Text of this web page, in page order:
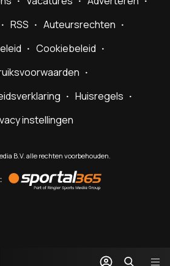
RSS
Auteursrechten
Cookiebeleid
Huisregels
instellingen
B.V. alle rechten voorbehouden.
by
Sportal365